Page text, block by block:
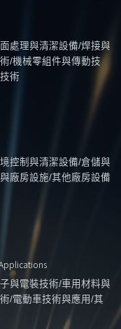
處理與清潔設備/焊接與
/機械零組件與傳動技
術
控制與清潔設備/倉儲與
廠房設施/其他廠房設備
與電裝技術/車用材料與
/電動車技術與應用/其